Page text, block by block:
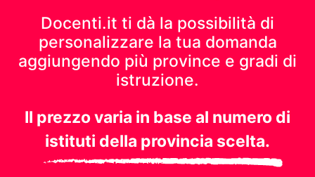
Docenti.it ti dà la possibilità di
personalizzare la tua domanda
aggiungendo più province e gradi di
istruzione.
Il prezzo varia in base al numero di
istituti della provincia scelta.